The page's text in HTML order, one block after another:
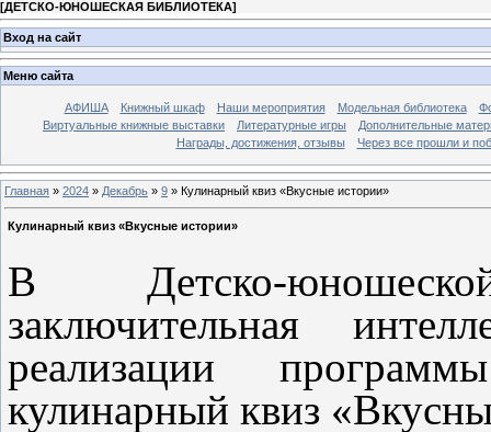
[ДЕТСКО-ЮНОШЕСКАЯ БИБЛИОТЕКА]
Вход на сайт
Меню сайта
АФИША Книжный шкаф Наши мероприятия Модельная библиотека
Виртуальные книжные выставки
Литературные игры
Дополнительные
Награды, достижения, отзывы
Через все прошли и
Главная » 2024 » Декабрь » 9 » Кулинарный квиз «Вкусные истории»
Кулинарный квиз «Вкусные истории»
В Детско-
заключительная
реализации
кулинарный квиз